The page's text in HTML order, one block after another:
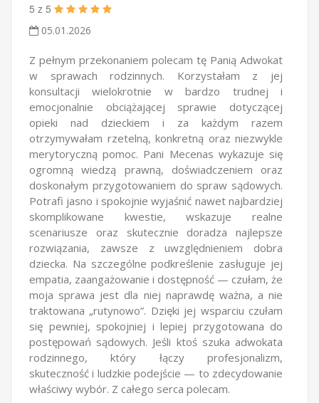
5 z 5
05.01.2026
Z pełnym przekonaniem polecam tę Panią Adwokat
w sprawach rodzinnych. Korzystałam z jej
konsultacji wielokrotnie w bardzo trudnej i
emocjonalnie obciążającej sprawie dotyczącej
opieki nad dzieckiem i za każdym razem
otrzymywałam rzetelną, konkretną oraz niezwykle
merytoryczną pomoc. Pani Mecenas wykazuje się
ogromną wiedzą prawną, doświadczeniem oraz
doskonałym przygotowaniem do spraw sądowych.
Potrafi jasno i spokojnie wyjaśnić nawet najbardziej
skomplikowane kwestie, wskazuje realne
scenariusze oraz skutecznie doradza najlepsze
rozwiązania, zawsze z uwzględnieniem dobra
dziecka. Na szczególne podkreślenie zasługuje jej
empatia, zaangażowanie i dostępność — czułam, że
moja sprawa jest dla niej naprawdę ważna, a nie
traktowana „rutynowo”. Dzięki jej wsparciu czułam
się pewniej, spokojniej i lepiej przygotowana do
postępowań sądowych. Jeśli ktoś szuka adwokata
rodzinnego, który łączy profesjonalizm,
skuteczność i ludzkie podejście — to zdecydowanie
właściwy wybór. Z całego serca polecam.